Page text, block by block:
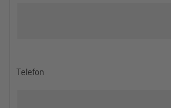
Telefon